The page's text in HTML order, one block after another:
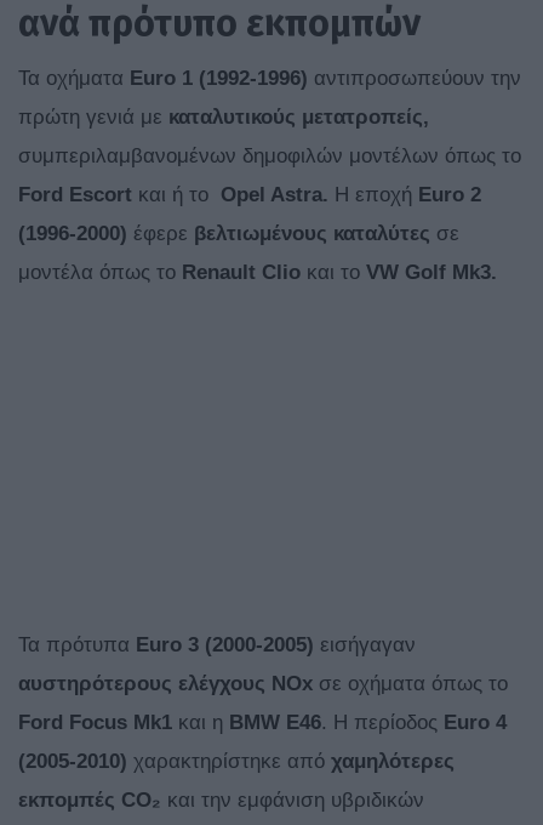
ανά πρότυπο εκπομπών
Τα οχήματα Euro 1 (1992-1996) αντιπροσωπεύουν την
πρώτη γενιά με καταλυτικούς μετατροπείς,
συμπεριλαμβανομένων δημοφιλών μοντέλων όπως το
Ford Escort και ή το Opel Astra. Η εποχή Euro 2
(1996-2000) έφερε βελτιωμένους καταλύτες σε
μοντέλα όπως το Renault Clio και το VW Golf Mk3.
Τα πρότυπα Euro 3 (2000-2005) εισήγαγαν
αυστηρότερους ελέγχους NOx σε οχήματα όπως το
Ford Focus Mk1 και η BMW E46. Η περίοδος Euro 4
(2005-2010) χαρακτηρίστηκε από χαμηλότερες
εκπομπές CO₂ και την εμφάνιση υβριδικών